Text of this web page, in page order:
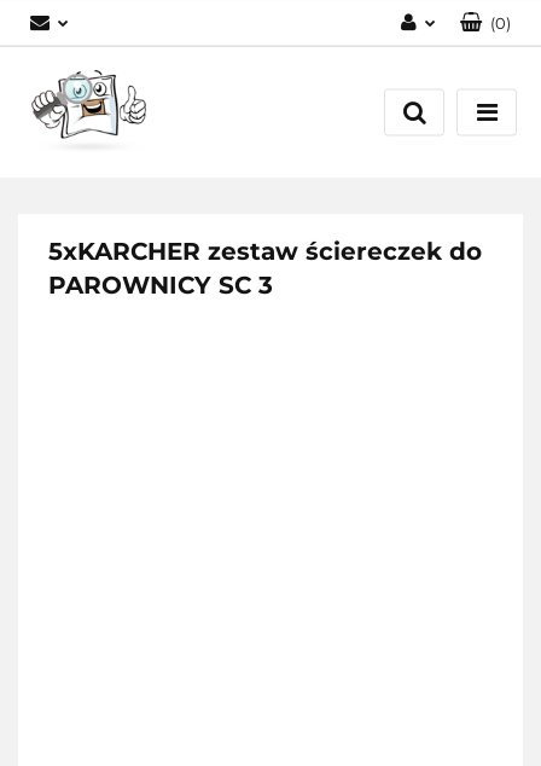
Zarejestruj się
(0)
5xKARCHER zestaw ściereczek do
PAROWNICY SC 3